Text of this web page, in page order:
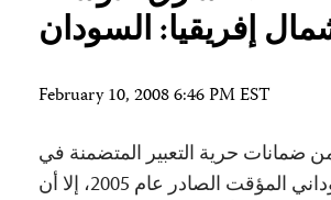
إفريقيا: السودان
February 10, 2008 6:46 PM EST
ضمانات حرية التعبير المتضمنة في
الدستور السوداني المؤقت الصادر عام 2005، إلا أن